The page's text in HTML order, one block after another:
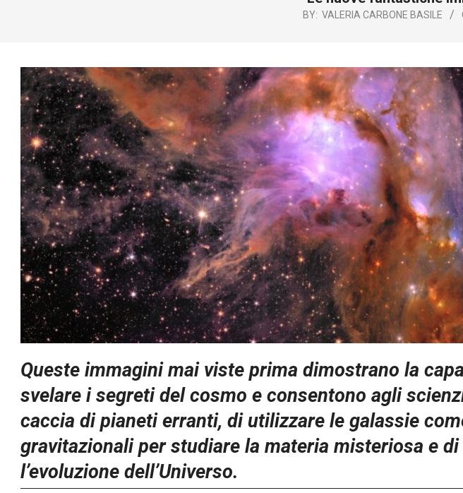
BY: VALERIA CARBONE BASILE
Queste immagini mai viste prima dimostrano la
svelare i segreti del cosmo e consentono agli
caccia di pianeti erranti, di utilizzare le galassie
gravitazionali per studiare la materia misteriosa e
l’evoluzione dell’Universo.